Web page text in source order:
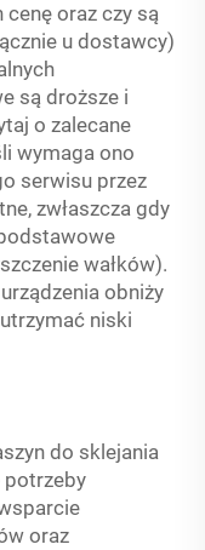
cenę oraz czy są
u dostawcy)
są droższe i
o zalecane
wymaga ono
serwisu przez
zwłaszcza gdy
wałków).
obniży
niski
do sklejania
potrzeby
oraz